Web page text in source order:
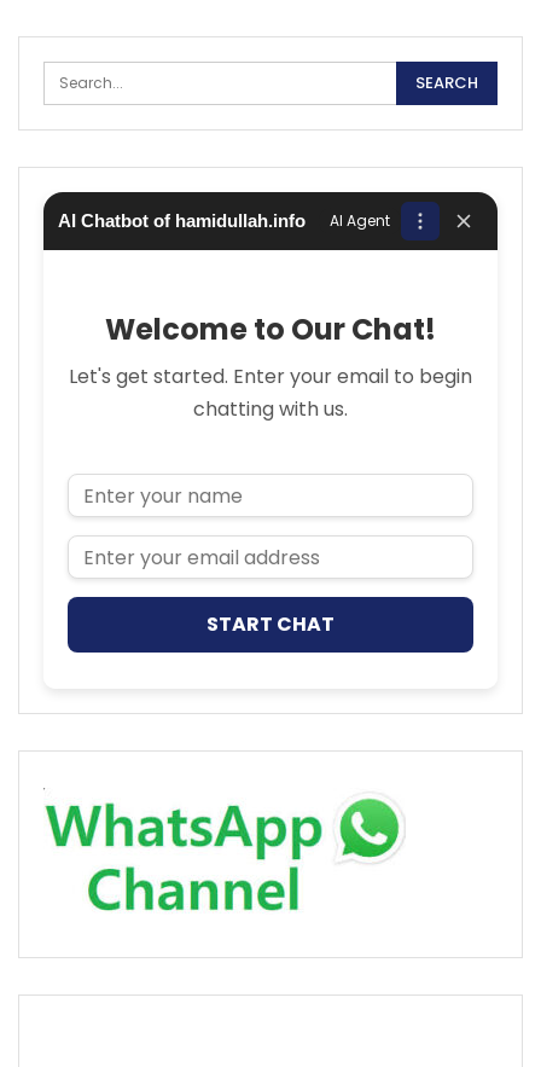
AI Chatbot of hamidullah.info AI Agent
Welcome to Our Chat!
Let's get started. Enter your email to begin
chatting with us.
Name
Email Address
START CHAT